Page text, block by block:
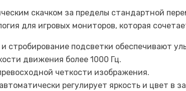
скачком за пределы стандартной
для игровых мониторов, которая
стробирование подсветки обеспечивают
движения более 1000 Гц.
четкости изображения.
регулирует яркость и цвет в